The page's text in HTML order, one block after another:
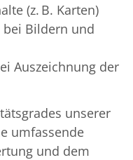
(z. B. Karten)
bei Bildern und
Auszeichnung der
unserer
umfassende
und dem